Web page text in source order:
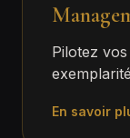
Pilotez
En savoir